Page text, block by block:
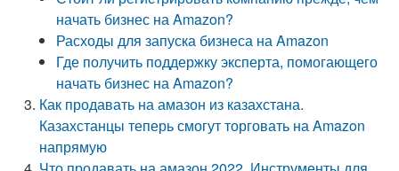
начать бизнес на Amazon?
Расходы для запуска бизнеса на Amazon
Где получить поддержку эксперта, помогающего
начать бизнес на Amazon?
Как продавать на амазон из казахстана.
Казахстанцы теперь смогут торговать на Amazon
напрямую